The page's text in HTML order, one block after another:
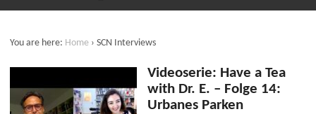
You are here: Home › SCN Interviews
Videoserie: Have a Tea
with Dr. E. – Folge 14:
Urbanes Parken